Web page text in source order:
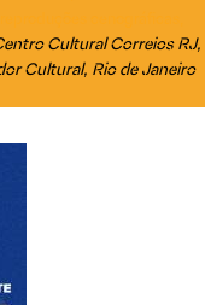
Cultural Correios RJ,
Cultural, Rio de Janeiro